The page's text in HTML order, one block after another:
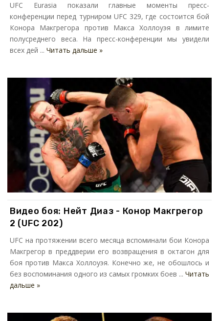
UFC Eurasia показали главные моменты пресс-
конференции перед турниром UFC 329, где состоится бой
Конора Макгрегора против Макса Холлоуэя в лимите
полусреднего веса. На пресс-конференции мы увидели
всех дей ... Читать дальше »
Видео боя: Нейт Диаз - Конор Макгрегор
2 (UFC 202)
UFC на протяжении всего месяца вспоминали бои Конора
Макгрегор в преддверии его возвращения в октагон для
боя против Макса Холлоуэя. Конечно же, не обошлось и
без воспоминания одного из самых громких боев ... Читать
дальше »